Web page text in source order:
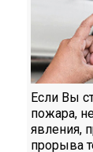
Если Вы
пожара,
явления,
прорыва